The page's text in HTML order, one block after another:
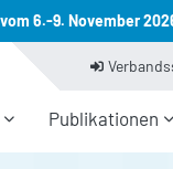
6.-9. November
Publikationen